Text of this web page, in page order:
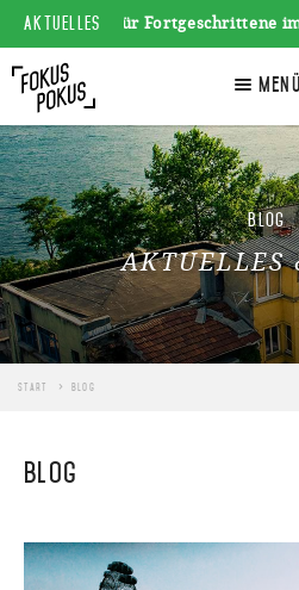
AKTUELLESfür Fortgeschrittene im
☰ Menü
Blog
AKTUELLES
Start Blog
Blog